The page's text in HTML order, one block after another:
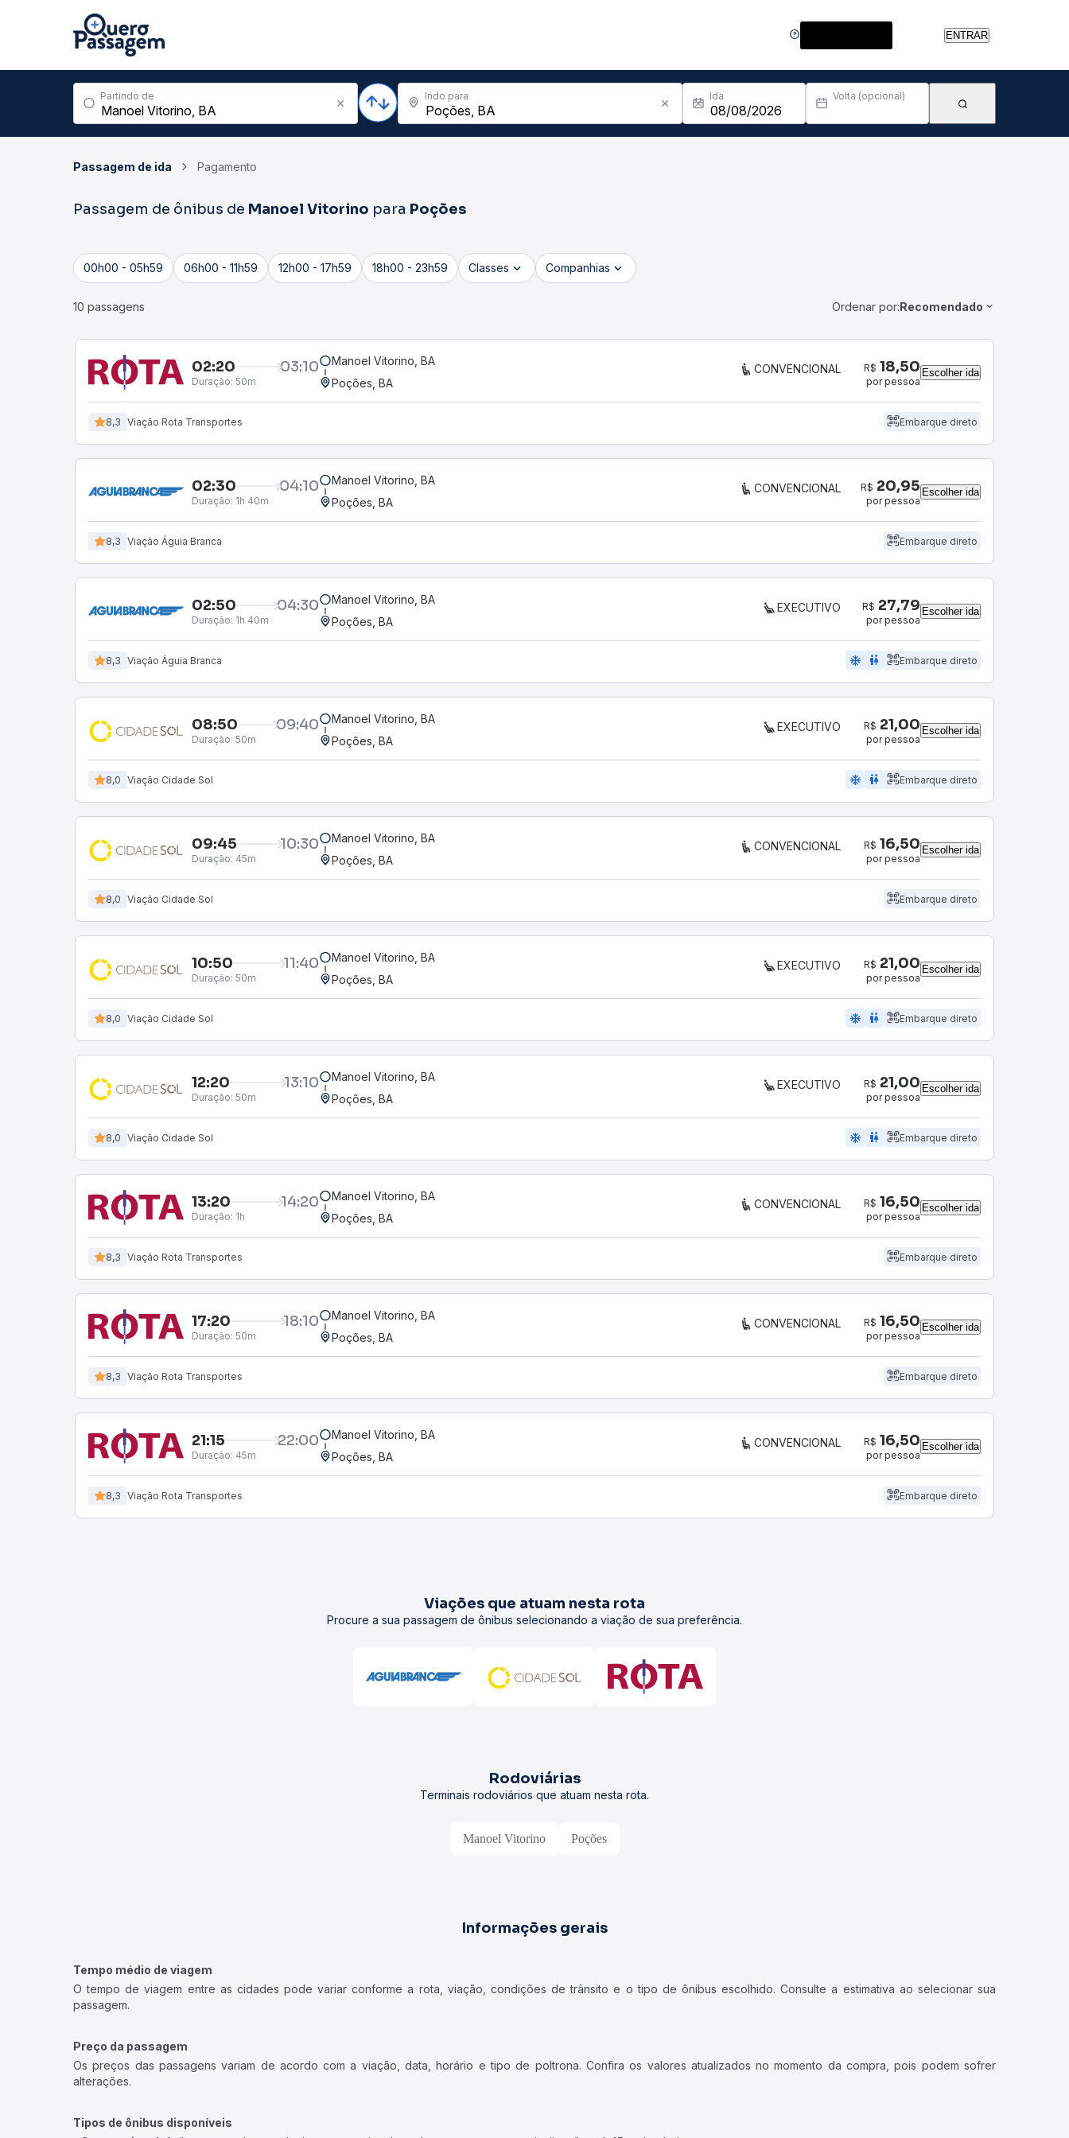
ENTRAR
Partindo de Indo para Ida Volta (opcional)
Passagem de ida Pagamento
Passagem de ônibus de Manoel Vitorino para Poções
00h00 - 05h59 06h00 - 11h59 12h00 - 17h59 18h00 - 23h59 Classes Companhias
10 passagens Ordenar por:Recomendado
02:20 03:10
Duração: 50m
Manoel Vitorino, BA
Poções, BA
CONVENCIONAL R$ 18,50
por pessoa
Escolher ida
8,3 Viação Rota Transportes Embarque direto
02:30 04:10
Duração: 1h 40m
Manoel Vitorino, BA
Poções, BA
CONVENCIONAL R$ 20,95
por pessoa
Escolher ida
8,3 Viação Águia Branca Embarque direto
02:50 04:30
Duração: 1h 40m
Manoel Vitorino, BA
Poções, BA
EXECUTIVO R$ 27,79
por pessoa
Escolher ida
8,3 Viação Águia Branca ac_unit wc Embarque direto
08:50 09:40
Duração: 50m
Manoel Vitorino, BA
Poções, BA
EXECUTIVO R$ 21,00
por pessoa
Escolher ida
8,0 Viação Cidade Sol ac_unit wc Embarque direto
09:45 10:30
Duração: 45m
Manoel Vitorino, BA
Poções, BA
CONVENCIONAL R$ 16,50
por pessoa
Escolher ida
8,0 Viação Cidade Sol Embarque direto
10:50 11:40
Duração: 50m
Manoel Vitorino, BA
Poções, BA
EXECUTIVO R$ 21,00
por pessoa
Escolher ida
8,0 Viação Cidade Sol ac_unit wc Embarque direto
12:20 13:10
Duração: 50m
Manoel Vitorino, BA
Poções, BA
EXECUTIVO R$ 21,00
por pessoa
Escolher ida
8,0 Viação Cidade Sol ac_unit wc Embarque direto
13:20 14:20
Duração: 1h
Manoel Vitorino, BA
Poções, BA
CONVENCIONAL R$ 16,50
por pessoa
Escolher ida
8,3 Viação Rota Transportes Embarque direto
17:20 18:10
Duração: 50m
Manoel Vitorino, BA
Poções, BA
CONVENCIONAL R$ 16,50
por pessoa
Escolher ida
8,3 Viação Rota Transportes Embarque direto
21:15 22:00
Duração: 45m
Manoel Vitorino, BA
Poções, BA
CONVENCIONAL R$ 16,50
por pessoa
Escolher ida
8,3 Viação Rota Transportes Embarque direto
Viações que atuam nesta rota
Procure a sua passagem de ônibus selecionando a viação de sua preferência.
Rodoviárias
Terminais rodoviários que atuam nesta rota.
Manoel Vitorino Poções
Informações gerais
Tempo médio de viagem
O tempo de viagem entre as cidades pode variar conforme a rota, viação, condições de trânsito e o tipo de ônibus escolhido. Consulte a estimativa ao selecionar sua
passagem.
Preço da passagem
Os preços das passagens variam de acordo com a viação, data, horário e tipo de poltrona. Confira os valores atualizados no momento da compra, pois podem sofrer
alterações.
Tipos de ônibus disponíveis